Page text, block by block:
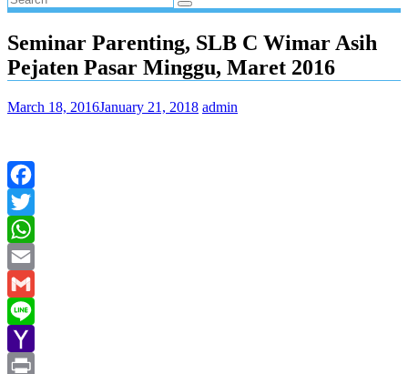
Seminar Parenting, SLB C Wimar Asih
Pejaten Pasar Minggu, Maret 2016
March 18, 2016January 21, 2018 admin
Facebook
Twitter
WhatsApp
Email
Gmail
Line
Yahoo